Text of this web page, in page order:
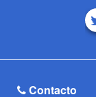
Contacto